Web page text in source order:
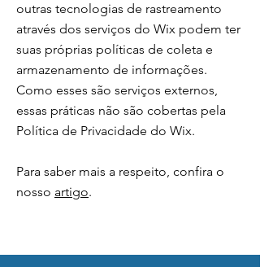
outras tecnologias de rastreamento
através dos serviços do Wix podem ter
suas próprias políticas de coleta e
armazenamento de informações.
Como esses são serviços externos,
essas práticas não são cobertas pela
Política de Privacidade do Wix.
Para saber mais a respeito, confira o
nosso artigo.